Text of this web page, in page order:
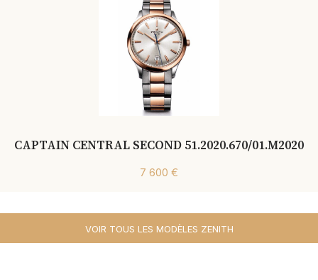
CAPTAIN CENTRAL SECOND 51.2020.670/01.M2020
7 600 €
VOIR TOUS LES MODÈLES ZENITH